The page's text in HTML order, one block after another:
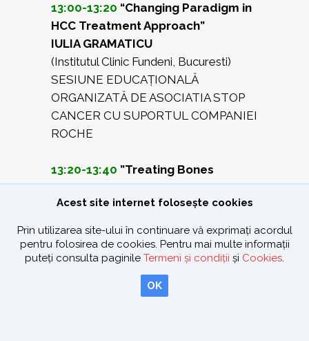
Acest site internet folosește cookies
Prin utilizarea site-ului în continuare vă exprimați acordul
pentru folosirea de cookies. Pentru mai multe informații
puteți consulta paginile Termeni și condiții și Cookies.
OK
13:00-13:20 “Changing Paradigm in
HCC Treatment Approach”
IULIA GRAMATICU
(Institutul Clinic Fundeni, Bucuresti)
SESIUNE EDUCAȚIONALĂ
ORGANIZATĂ DE ASOCIATIA STOP
CANCER CU SUPORTUL COMPANIEI
ROCHE
13:20-13:40 ”Treating Bones
Metastases with Biological
Therapy Denosumab”
LAURA MAZILU
(Spitalul Județean Constanța,
Universitatea Ovidius, Constanța)
SESIUNE EDUCAȚIONALĂ
ORGANIZATĂ DE ASOCIATIA STOP